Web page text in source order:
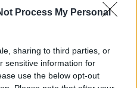
Process My Personal
sharing to third parties, or
sensitive information for
use the below opt-out